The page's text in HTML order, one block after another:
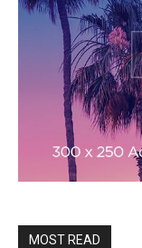
MOST READ